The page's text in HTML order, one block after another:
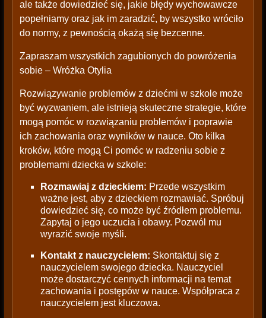
ale także dowiedzieć się, jakie błędy wychowawcze
popełniamy oraz jak im zaradzić, by wszystko wróciło
do normy, z pewnością okażą się bezcenne.
Zapraszam wszystkich zagubionych do powróżenia
sobie – Wróżka Otylia
Rozwiązywanie problemów z dziećmi w szkole może
być wyzwaniem, ale istnieją skuteczne strategie, które
mogą pomóc w rozwiązaniu problemów i poprawie
ich zachowania oraz wyników w nauce. Oto kilka
kroków, które mogą Ci pomóc w radzeniu sobie z
problemami dziecka w szkole:
Rozmawiaj z dzieckiem: Przede wszystkim
ważne jest, aby z dzieckiem rozmawiać. Spróbuj
dowiedzieć się, co może być źródłem problemu.
Zapytaj o jego uczucia i obawy. Pozwól mu
wyrazić swoje myśli.
Kontakt z nauczycielem: Skontaktuj się z
nauczycielem swojego dziecka. Nauczyciel
może dostarczyć cennych informacji na temat
zachowania i postępów w nauce. Współpraca z
nauczycielem jest kluczowa.